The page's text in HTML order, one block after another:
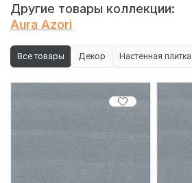
Другие товары коллекции:
Aura Azori
Все товары Декор Настенная плитка